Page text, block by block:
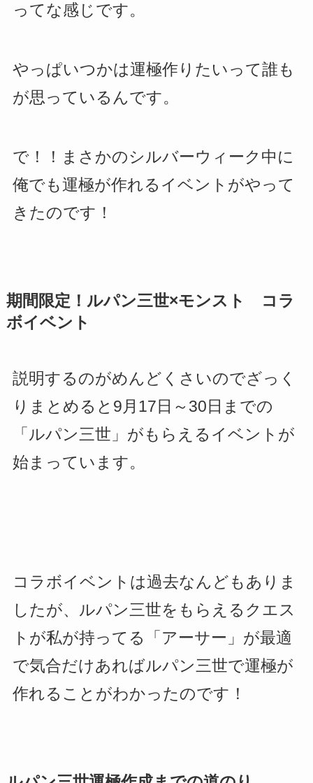
ってな感じです。
やっぱいつかは運極作りたいって誰も
が思っているんです。
で！！まさかのシルバーウィーク中に
俺でも運極が作れるイベントがやって
きたのです！
期間限定！ルパン三世×モンスト コラ
ボイベント
説明するのがめんどくさいのでざっく
りまとめると9月17日～30日までの
「ルパン三世」がもらえるイベントが
始まっています。
コラボイベントは過去なんどもありま
したが、ルパン三世をもらえるクエス
トが私が持ってる「アーサー」が最適
で気合だけあればルパン三世で運極が
作れることがわかったのです！